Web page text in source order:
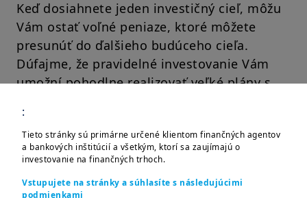
:
Tieto stránky sú primárne určené klientom finančných agentov
a bankových inštitúcií a všetkým, ktorí sa zaujímajú o
investovanie na finančných trhoch.
Vstupujete na stránky a súhlasíte s následujúcimi
podmienkami
Keď dosiahnete jeden investičný cieľ, môžu
Vám ostať voľné peniaze, ktoré môžete
presunúť do ďalšieho budúceho cieľa.
Dúfajme, že pravidelné investovanie Vám
umožní pohodlne realizovať veľké plány s
Je jednoduchšie začať v malom s
pravidelnými platbami do investícií, ktoré
ste si vybrali.